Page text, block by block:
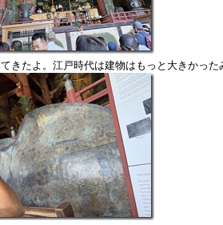
きたよ。江戸時代は建物はもっと大きかった